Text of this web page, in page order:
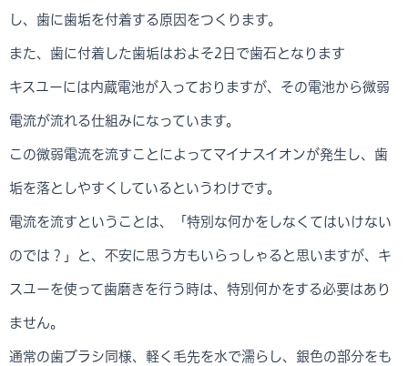
し、歯に歯垢を付着する原因をつくります。
また、歯に付着した歯垢はおよそ2日で歯石となります
キスユーには内蔵電池が入っておりますが、その電池から微弱
電流が流れる仕組みになっています。
この微弱電流を流すことによってマイナスイオンが発生し、歯
垢を落としやすくしているというわけです。
電流を流すということは、「特別な何かをしなくてはいけない
のでは？」と、不安に思う方もいらっしゃると思いますが、キ
スユーを使って歯磨きを行う時は、特別何かをする必要はあり
ません。
通常の歯ブラシ同様、軽く毛先を水で濡らし、銀色の部分をも